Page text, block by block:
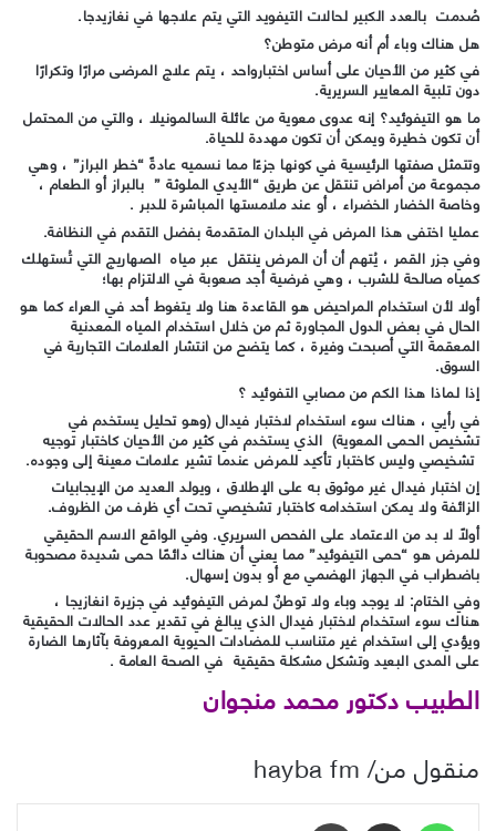
صُدمت بالعدد الكبير لحالات التيفويد التي يتم علاجها في نغازيدجا.
هل هناك وباء أم أنه مرض متوطن؟
في كثير من الأحيان على أساس اختبارواحد ، يتم علاج المرضى مرارًا وتكرارًا
دون تلبية المعايير السريرية.
ما هو التيفوئيد؟ إنه عدوى معوية من عائلة السالمونيلا ، والتي من المحتمل
أن تكون خطيرة ويمكن أن تكون مهددة للحياة.
وتتمثل صفتها الرئيسية في كونها جزءًا مما نسميه عادةً “خطر البراز” ، وهي
مجموعة من أمراض تنتقل عن طريق “الأيدي الملوثة ” بالبراز أو الطعام ،
وخاصة الخضار الخضراء ، أو عند ملامستها المباشرة للدبر .
عمليا اختفى هذا المرض في البلدان المتقدمة بفضل التقدم في النظافة.
وفي جزر القمر ، يُتهم أن أن المرض ينتقل عبر مياه الصهاريج التي تُستهلك
كمياه صالحة للشرب ، وهي فرضية أجد صعوبة في الالتزام بها؛
أولا لأن استخدام المراحيض هو القاعدة هنا ولا يتغوط أحد في العراء كما هو
الحال في بعض الدول المجاورة ثم من خلال استخدام المياه المعدنية
المعقمة التي أصبحت وفيرة ، كما يتضح من انتشار العلامات التجارية في
السوق.
إذا لماذا هذا الكم من مصابي التفوئيد ؟
في رأيي ، هناك سوء استخدام لاختبار فيدال (وهو تحليل يستخدم في
تشخيص الحمى المعوية) الذي يستخدم في كثير من الأحيان كاختبار توجيه
تشخيصي وليس كاختبار تأكيد للمرض عندما تشير علامات معينة إلى وجوده.
إن اختبار فيدال غير موثوق به على الإطلاق ، ويولد العديد من الإيجابيات
الزائفة ولا يمكن استخدامه كاختبار تشخيصي تحت أي ظرف من الظروف.
أولاً لا بد من الاعتماد على الفحص السريري. وفي الواقع الاسم الحقيقي
للمرض هو “حمى التيفوئيد” مما يعني أن هناك دائمًا حمى شديدة مصحوبة
باضطراب في الجهاز الهضمي مع أو بدون إسهال.
وفي الختام: لا يوجد وباء ولا توطنٌ لمرض التيفوئيد في جزيرة انغازيجا ،
هناك سوء استخدام لاختبار فيدال الذي يبالغ في تقدير عدد الحالات الحقيقية
ويؤدي إلى استخدام غير متناسب للمضادات الحيوية المعروفة بآثارها الضارة
على المدى البعيد وتشكل مشكلة حقيقية في الصحة العامة .
الطبيب دكتور محمد منجوان
منقول من/ hayba fm